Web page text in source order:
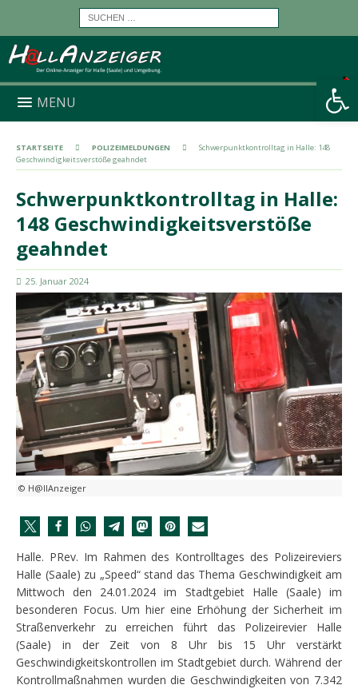
Werkzeugleiste öffnen
MENU
STARTSEITE POLIZEIMELDUNGEN
Schwerpunktkontrolltag in Halle: 148
Geschwindigkeitsverstöße geahndet
Schwerpunktkontrolltag in Halle:
148 Geschwindigkeitsverstöße
geahndet
25. Januar 2024
© H@llAnzeiger
Halle. PRev. Im Rahmen des Kontrolltages des Polizeireviers
Halle (Saale) zu „Speed“ stand das Thema Geschwindigkeit am
Mittwoch den 24.01.2024 im Stadtgebiet Halle (Saale) im
besonderen Focus. Um hier eine Erhöhung der Sicherheit im
Straßenverkehr zu erreichen führt das Polizeirevier Halle
(Saale) in der Zeit von 8 Uhr bis 15 Uhr verstärkt
Geschwindigkeitskontrollen im Stadtgebiet durch. Während der
Kontrollmaßnahmen wurden die Geschwindigkeiten von 7.342